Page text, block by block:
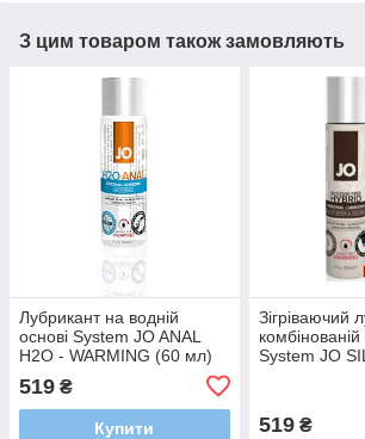
З цим товаром також замовляють
Лубрикант на водній
основі System JO ANAL
H2O - WARMING (60 мл)
519 ₴
Купити
Зігріваючий
комбінованій
System JO
519₴